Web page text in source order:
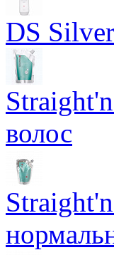
DS
волос